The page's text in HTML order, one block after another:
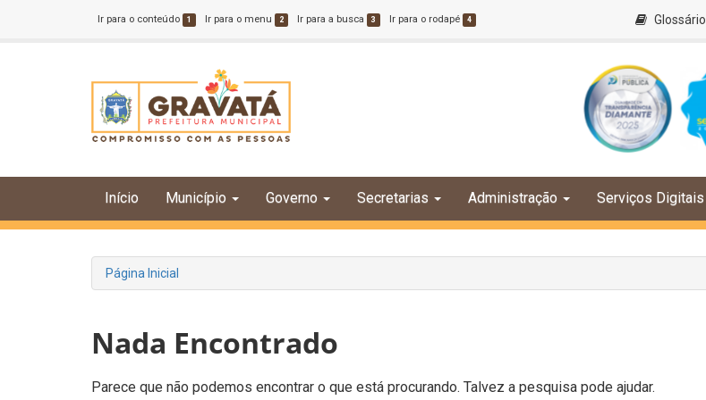
Ir para o conteúdo 1 Ir para o menu 2 Ir para a busca 3 Ir para o rodapé 4 Glossário
Início Município Governo Secretarias Administração Serviços Digitais
Página Inicial
Nada Encontrado
Parece que não podemos encontrar o que está procurando. Talvez a pesquisa pode ajudar.